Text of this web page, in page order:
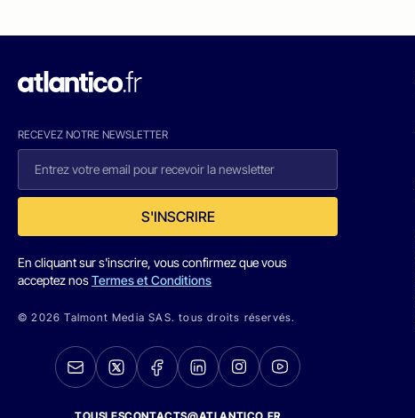
RECEVEZ NOTRE NEWSLETTER
S'INSCRIRE
En cliquant sur s'inscrire, vous confirmez que vous
acceptez nosTermes et Conditions
© 2026 Talmont Media SAS. tous droits réservés.